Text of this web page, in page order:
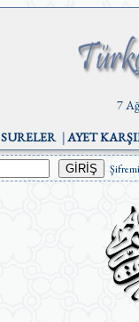
7
SURELER|AYET